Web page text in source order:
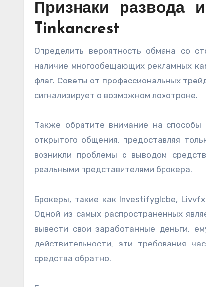
Признаки развода
Tinkancrest
Определить вероятность обмана со
наличие многообещающих рекламных
флаг. Советы от профессиональных
сигнализирует о возможном лохотроне.
Также обратите внимание на способы
открытого общения, предоставляя
возникли проблемы с выводом
реальными представителями брокера.
Брокеры, такие как Investifyglobe,
Одной из самых распространенных
вывести свои заработанные деньги,
действительности, эти требования
средства обратно.